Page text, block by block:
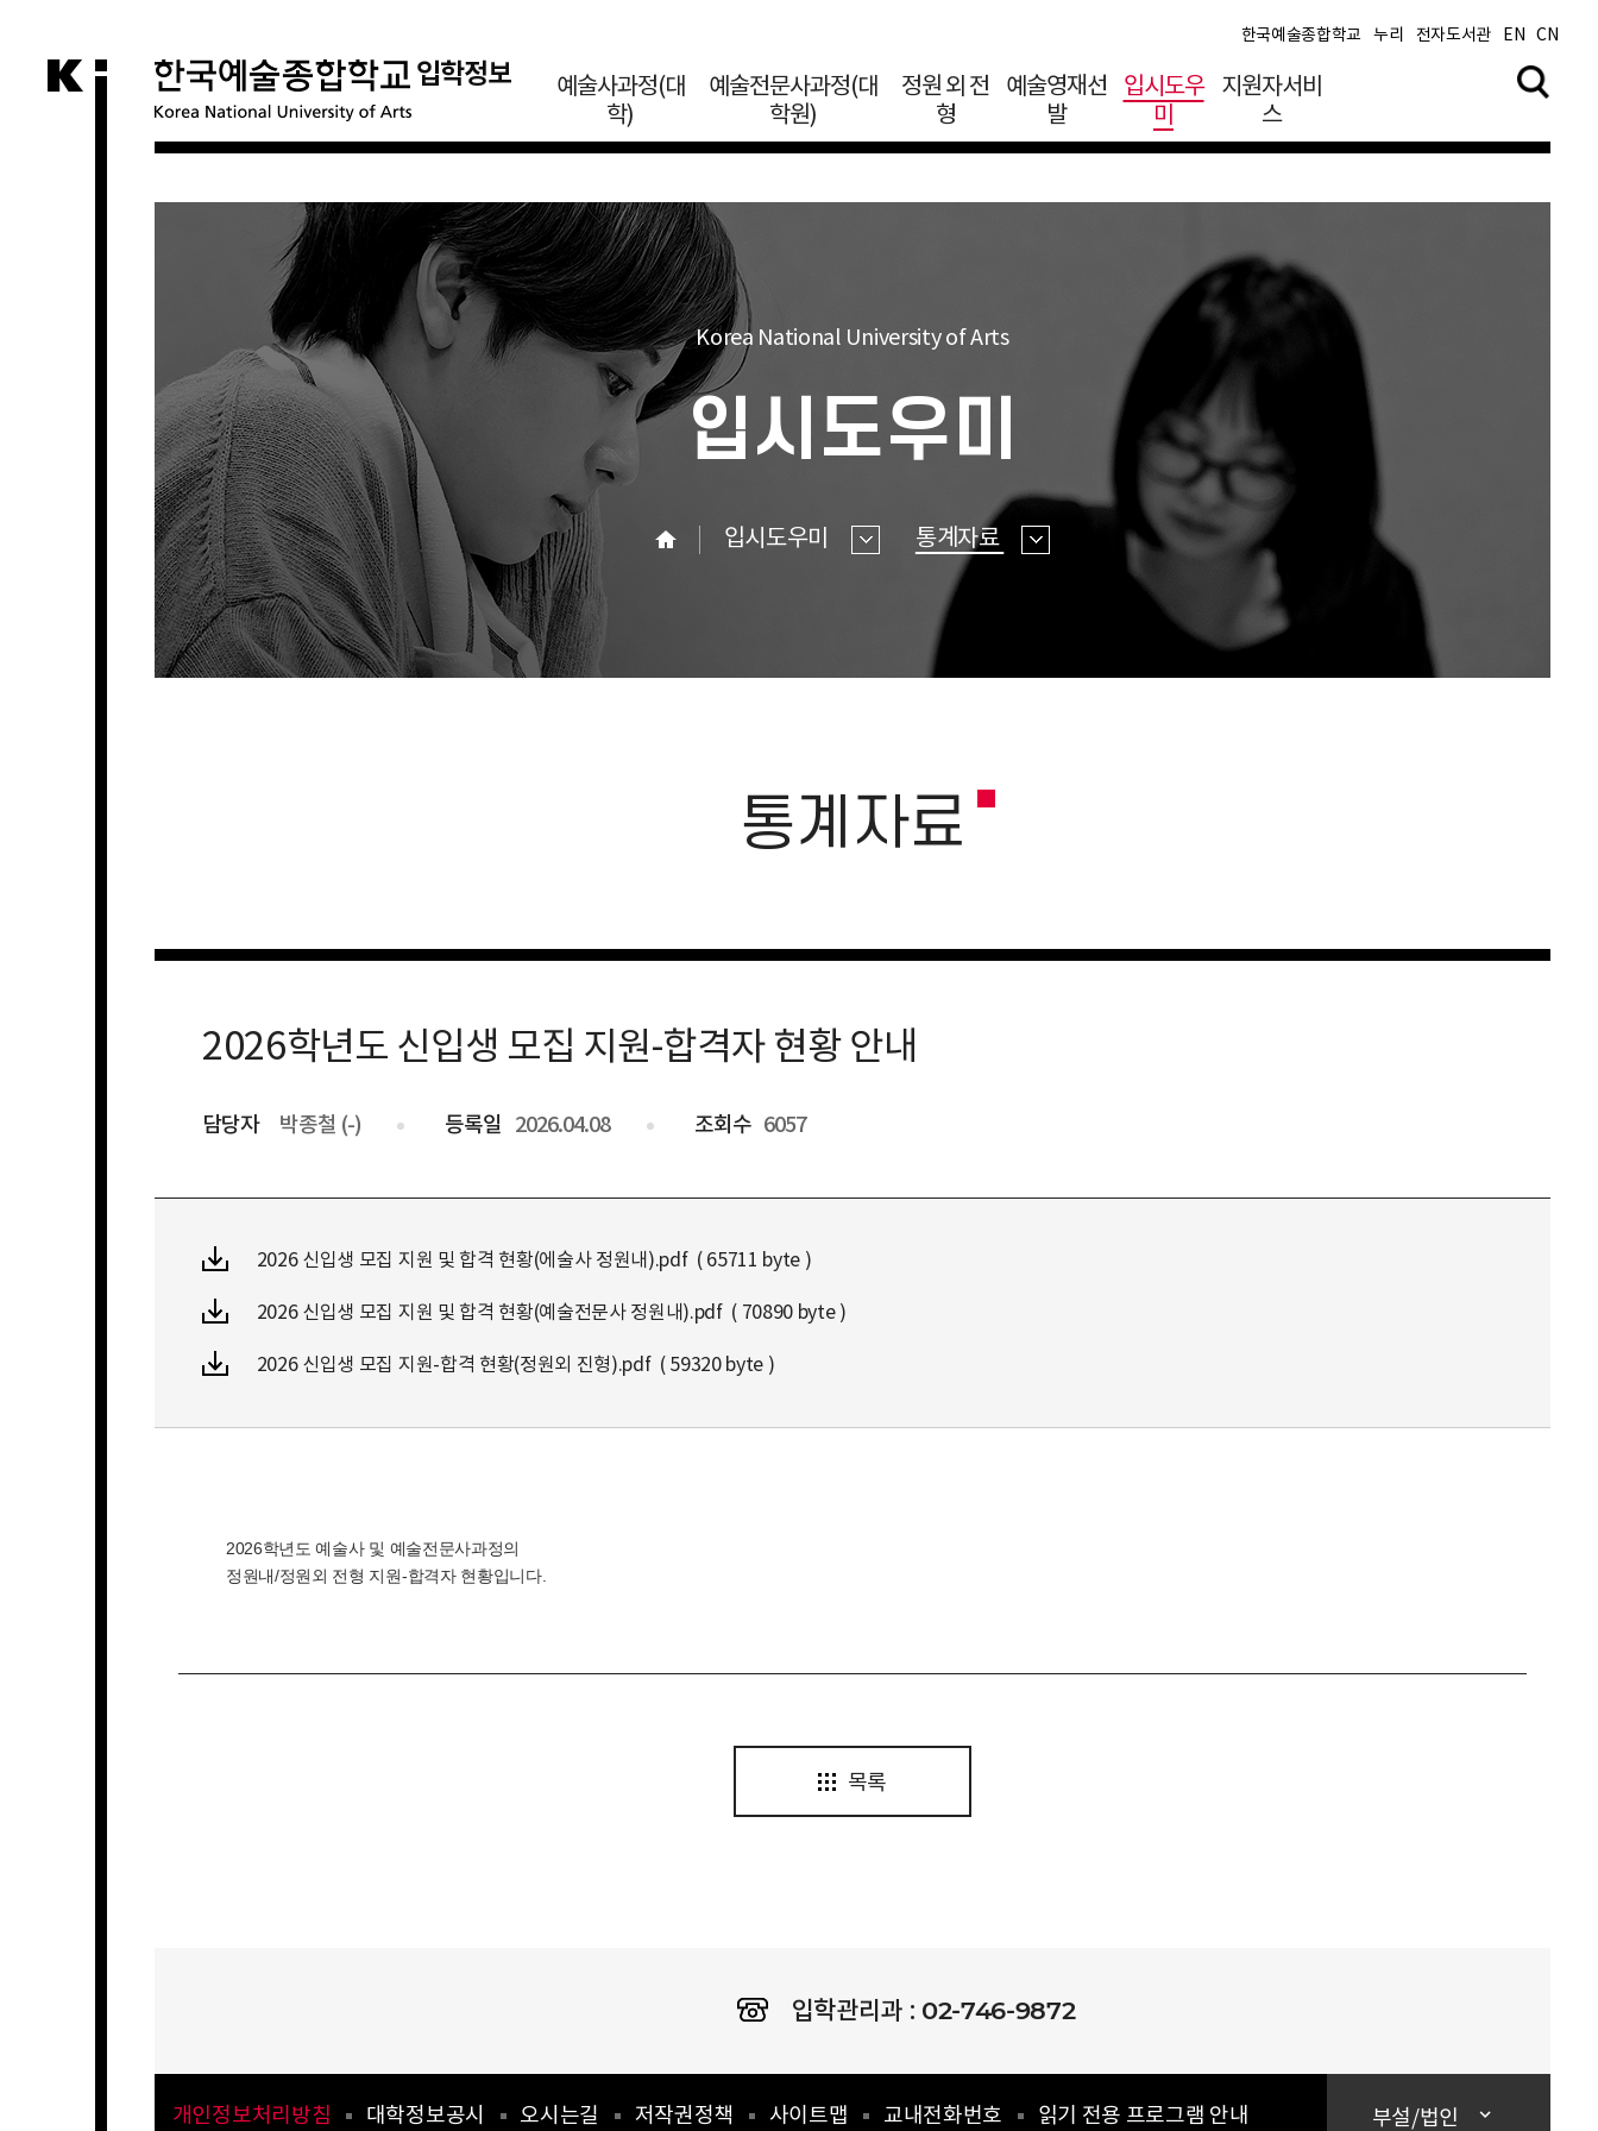
예술사과정(대
학)
예술전문사과정(대
학원)
정원 외 전
형
예술영재선
발
입시도우
미
지원자서비
스
한국예술종합학교 누리 전자도서관 EN CN
Korea National University of Arts
입시도우미
홈 입시도우미 통계자료
통계자료
2026학년도 신입생 모집 지원-합격자 현황 안내
담당자 박종철 (-) 등록일 2026.04.08 조회수 6057
2026 신입생 모집 지원 및 합격 현황(에술사 정원내).pdf ( 65711 byte )
2026 신입생 모집 지원 및 합격 현황(예술전문사 정원내).pdf ( 70890 byte )
2026 신입생 모집 지원-합격 현황(정원외 진형).pdf ( 59320 byte )
2026학년도 예술사 및 예술전문사과정의
정원내/정원외 전형 지원-합격자 현황입니다.
목록
입학관리과 : 02-746-9872
개인정보처리방침 대학정보공시 오시는길 저작권정책 사이트맵 교내전화번호 읽기 전용 프로그램 안내 부설/법인